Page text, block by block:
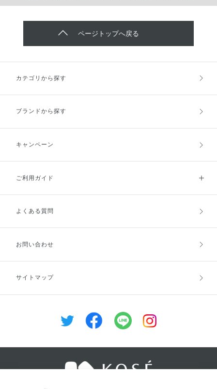
ページトップへ戻る
カテゴリから探す
ブランドから探す
キャンペーン
ご利用ガイド
ご利用ガイドトップ
お支払方法
キャンセル・返品・交換
よくある質問
お問い合わせ
サイトマップ